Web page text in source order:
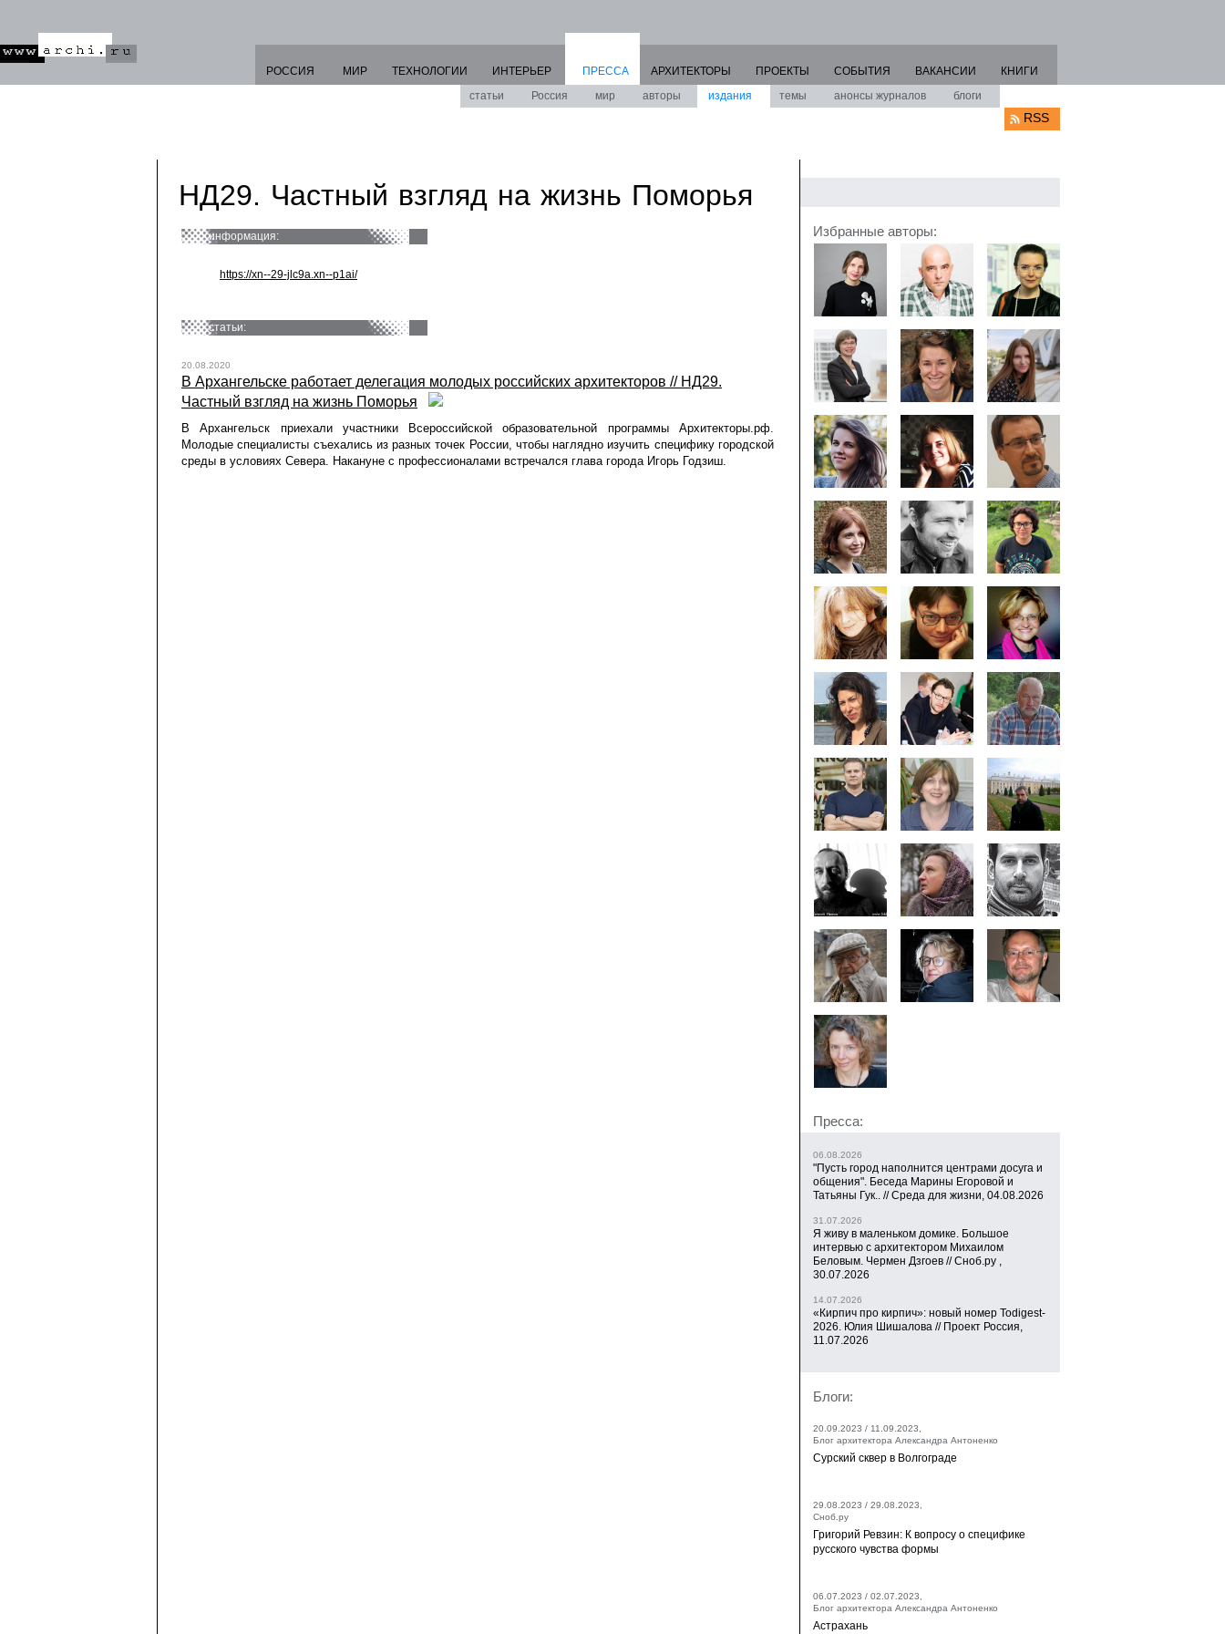
РОССИЯ МИР ТЕХНОЛОГИИ ИНТЕРЬЕР
ПРЕССА
статьи
Россия мир авторы издания темы анонсы журналов блоги
АРХИТЕКТОРЫ ПРОЕКТЫ СОБЫТИЯ ВАКАНСИИ КНИГИ
RSS
НД29. Частный взгляд на жизнь Поморья
информация:
https://xn--29-jlc9a.xn--p1ai/
статьи:
20.08.2020
В Архангельске работает делегация молодых российских архитекторов // НД29.
Частный взгляд на жизнь Поморья
В Архангельск приехали участники Всероссийской образовательной программы Архитекторы.рф.
Молодые специалисты съехались из разных точек России, чтобы наглядно изучить специфику городской
среды в условиях Севера. Накануне с профессионалами встречался глава города Игорь Годзиш.
Избранные авторы:
Пресса:
06.08.2026
"Пусть город наполнится центрами досуга и
общения". Беседа Марины Егоровой и
Татьяны Гук.. // Среда для жизни, 04.08.2026
31.07.2026
Я живу в маленьком домике. Большое
интервью с архитектором Михаилом
Беловым. Чермен Дзгоев // Сноб.ру ,
30.07.2026
14.07.2026
«Кирпич про кирпич»: новый номер Todigest-
2026. Юлия Шишалова // Проект Россия,
11.07.2026
Блоги:
20.09.2023 / 11.09.2023,
Блог архитектора Александра Антоненко
Сурский сквер в Волгограде
29.08.2023 / 29.08.2023,
Сноб.ру
Григорий Ревзин: К вопросу о специфике
русского чувства формы
06.07.2023 / 02.07.2023,
Блог архитектора Александра Антоненко
Астрахань